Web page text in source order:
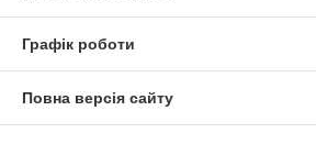
Графік роботи
Повна версія сайту